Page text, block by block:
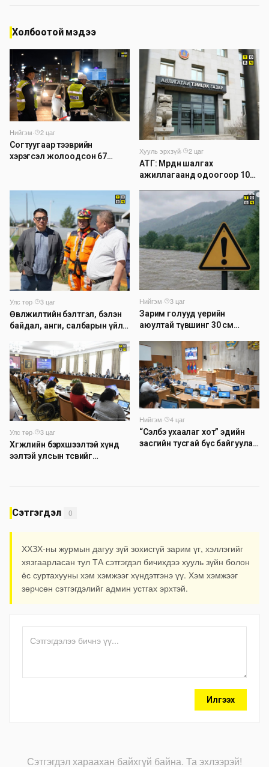
Холбоотой мэдээ
Нийгэм·
2 цаг
Согтуугаар тээврийн
хэрэгсэл жолоодсон 67
Хууль эрхзүй·
2 цаг
АТГ: Мөрдөн шалгах
ажиллагаанд одоогоор 1026
Улс төр·
3 цаг
Өвөлжилтийн бэлтгэл, бэлэн
байдал, анги, салбарын үйл
Нийгэм·
3 цаг
Зарим голууд үерийн
аюултай түвшинг 30 см
Улс төр·
3 цаг
Хөгжлийн бэрхшээлтэй хүнд
ээлтэй улсын төсвийг
Нийгэм·
4 цаг
“Сэлбэ ухаалаг хот” эдийн
засгийн тусгай бүс байгуулах
Сэтгэгдэл 0
ХХЗХ-ны журмын дагуу зүй зохисгүй зарим үг, хэллэгийг
хязгаарласан тул ТА сэтгэгдэл бичихдээ хууль зүйн болон
ёс суртахууны хэм хэмжээг хүндэтгэнэ үү. Хэм хэмжээг
зөрчсөн сэтгэгдэлийг админ устгах эрхтэй.
Илгээх
Сэтгэгдэл хараахан байхгүй байна. Та эхлээрэй!